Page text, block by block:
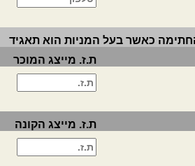
כאשר בעל המניות הוא תאגיד
ת.ז. מייצג המוכר
ת.ז. מייצג הקונה